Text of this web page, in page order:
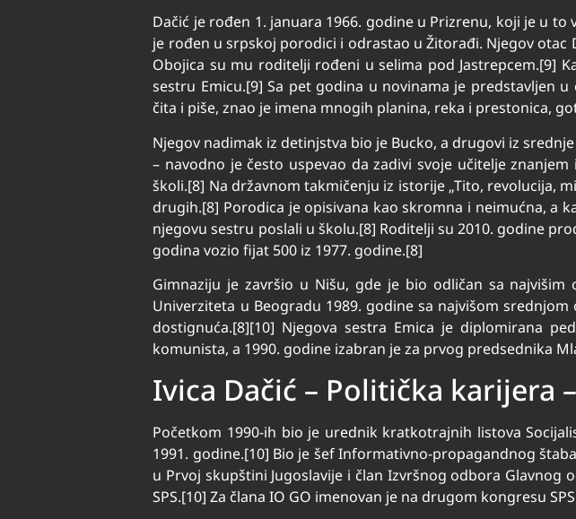
Dačić je rođen 1. januara 1966. godine u Prizrenu, koji je u
je rođen u srpskoj porodici i odrastao u Žitorađi. Njegov otac
Obojica su mu roditelji rođeni u selima pod Jastrepcem.[9]
sestru Emicu.[9] Sa pet godina u novinama je predstavljen
čita i piše, znao je imena mnogih planina, reka i prestonica,
Njegov nadimak iz detinjstva bio je Bucko, a drugovi iz
– navodno je često uspevao da zadivi svoje učitelje
školi.[8] Na državnom takmičenju iz istorije „Tito, revolucija,
drugih.[8] Porodica je opisivana kao skromna i neimućna, a
njegovu sestru poslali u školu.[8] Roditelji su 2010. godine
godina vozio fijat 500 iz 1977. godine.[8]
Gimnaziju je završio u Nišu, gde je bio odličan sa
Univerziteta u Beogradu 1989. godine sa najvišom
dostignuća.[8][10] Njegova sestra Emica je diplomirana
komunista, a 1990. godine izabran je za prvog predsednika
Ivica Dačić – Politička karijera
Početkom 1990-ih bio je urednik kratkotrajnih listova
1991. godine.[10] Bio je šef Informativno-propagandnog
u Prvoj skupštini Jugoslavije i član Izvršnog odbora
SPS.[10] Za člana IO GO imenovan je na drugom kongresu